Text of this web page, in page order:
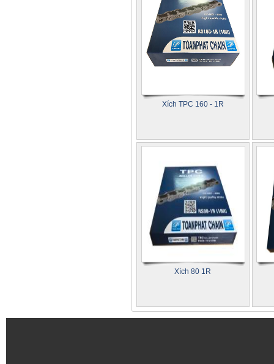
Xích TPC 160 - 1R
Xích 80 1R